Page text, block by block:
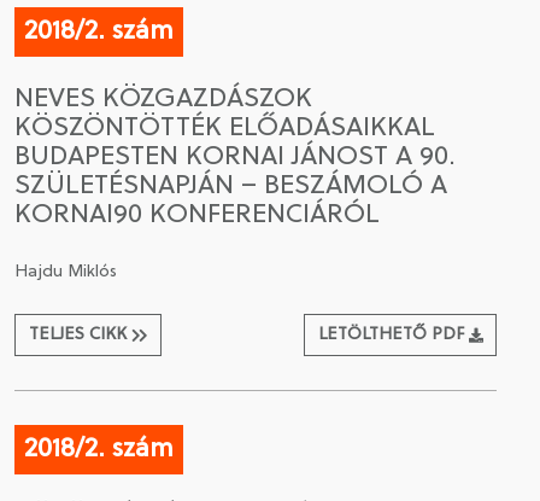
CSATLAKOZÁS A TÁRSASÁGHOZ / MEGÚJÍTOM A
TAGSÁGOMAT
2018/2. szám
NEVES KÖZGAZDÁSZOK
KÖSZÖNTÖTTÉK ELŐADÁSAIKKAL
BUDAPESTEN KORNAI JÁNOST A 90.
SZÜLETÉSNAPJÁN – BESZÁMOLÓ A
KORNAI90 KONFERENCIÁRÓL
Hajdu Miklós
TELJES CIKK LETÖLTHETŐ PDF
2018/2. szám